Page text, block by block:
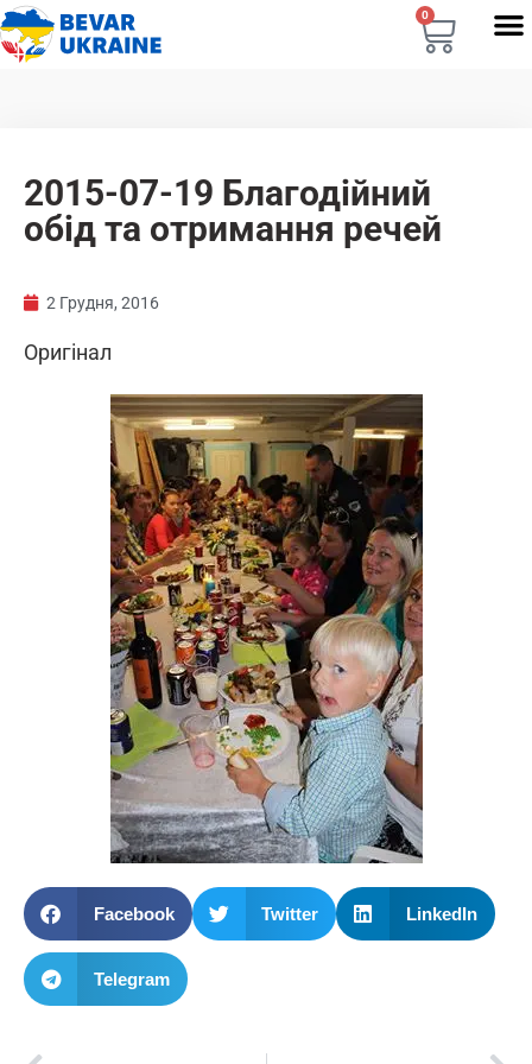
0
2015-07-19 Благодійний
обід та отримання речей
2 Грудня, 2016
Оригінал
Facebook Twitter LinkedIn
Telegram